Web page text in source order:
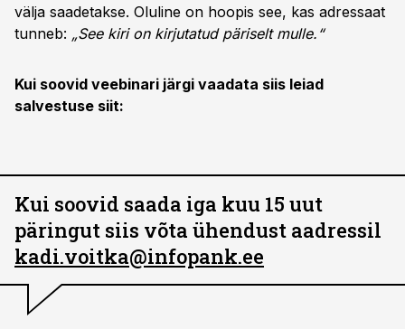
välja saadetakse. Oluline on hoopis see, kas adressaat
tunneb: „See kiri on kirjutatud päriselt mulle.“
Kui soovid veebinari järgi vaadata siis leiad
salvestuse siit:
Kui soovid saada iga kuu 15 uut
päringut siis võta ühendust aadressil
kadi.voitka@infopank.ee